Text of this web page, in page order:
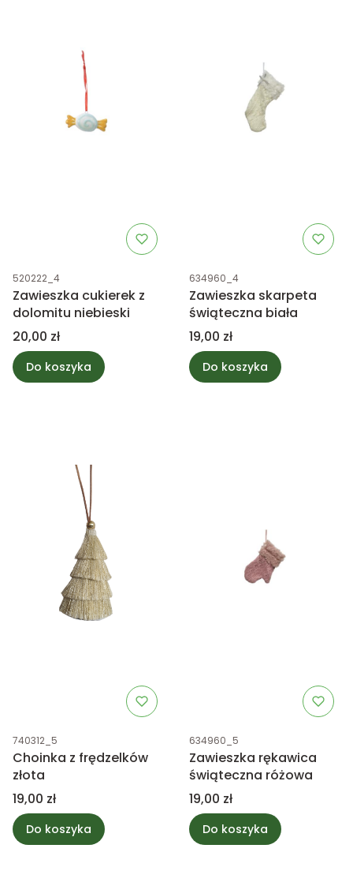
Kod produktu
520222_4
Zawieszka cukierek z
dolomitu niebieski
Cena
20,00 zł
Do koszyka
Kod produktu
634960_4
Zawieszka skarpeta
świąteczna biała
Cena
19,00 zł
Do koszyka
Kod produktu
740312_5
Choinka z frędzelków
złota
Cena
19,00 zł
Do koszyka
Kod produktu
634960_5
Zawieszka rękawica
świąteczna różowa
Cena
19,00 zł
Do koszyka